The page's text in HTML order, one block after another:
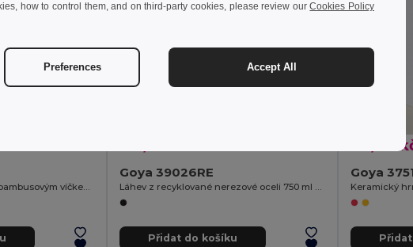
Nerezová láhev 750ml s bambusovým víčkem ML
Goya 39026RE
Přidat do košíku
69,80
Goya
how to control them, and on third-party cookies, please review ourCookies Policy
Preferences Accept All